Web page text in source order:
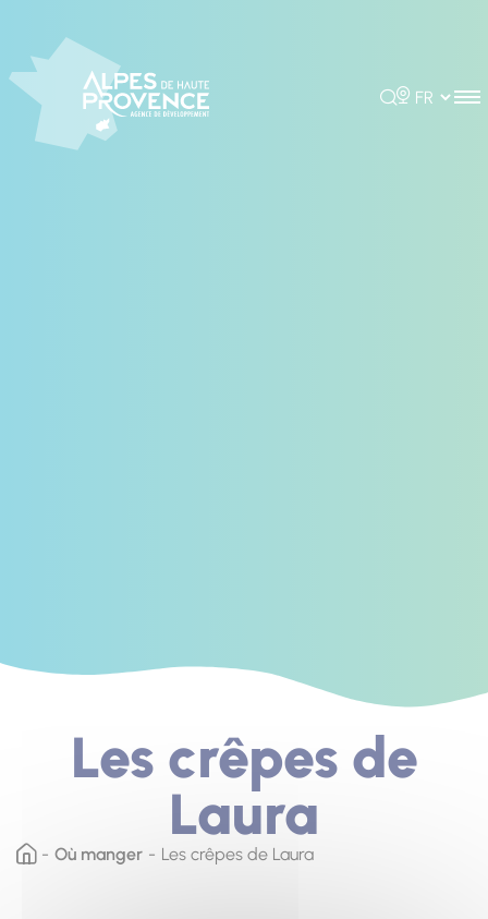
Rechercher
Choisir la
Les crêpes de
Laura
Où manger Les crêpes de Laura